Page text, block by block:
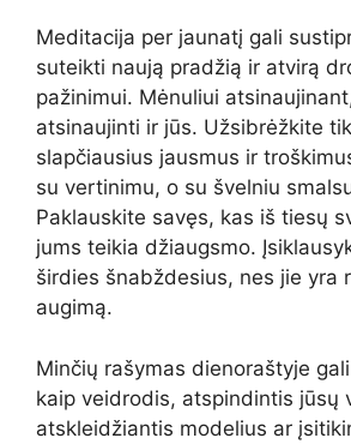
Meditacija per jaunatį gali
suteikti naują pradžią ir atvirą
pažinimui. Mėnuliui
atsinaujinti ir jūs. Užsibrėžkite
slapčiausius jausmus ir
su vertinimu, o su švelniu
Paklauskite savęs, kas iš tiesų
jums teikia džiaugsmo.
širdies šnabždesius, nes jie yra
augimą.
Minčių rašymas dienoraštyje
kaip veidrodis, atspindintis jūsų
atskleidžiantis modelius ar